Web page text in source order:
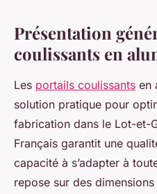
Présentation
coulissants en
Les portails coulissants en
solution pratique pour
fabrication dans le Lot-et-
Français garantit une
capacité à s’adapter à
repose sur des